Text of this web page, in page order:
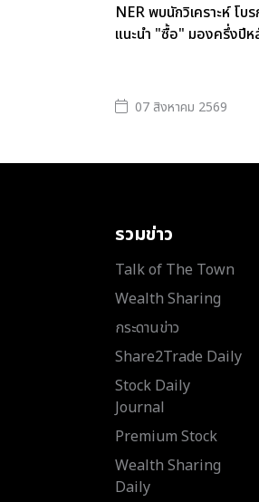
NER พบนักวิเคราะห์ โบ
แนะนำ "ซื้อ" มองครึ่งปีห
07 สิงหาคม 2569
รวมข่าว
Talk of The Town
Wealth Sharing
กระดานข่าว
Share2Trade Daily
Stock Daily
Journal
Premium Stock
Wealth Sharing
Daily